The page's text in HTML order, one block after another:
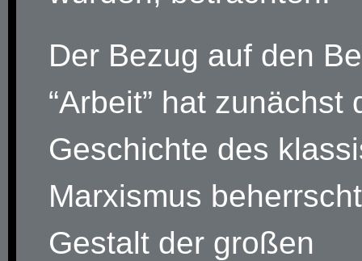
Der Bezug auf den
“Arbeit” hat zunächst
Geschichte des
Marxismus
Gestalt der großen